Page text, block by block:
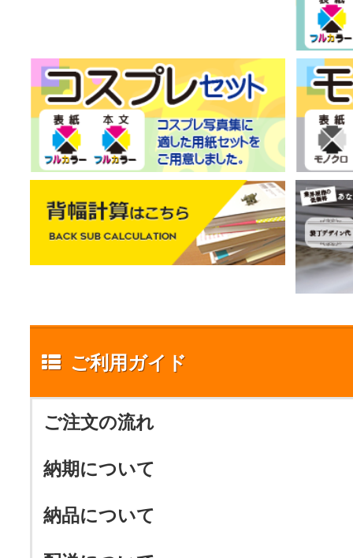
ご利用ガイド
ご注文の流れ
納期について
納品について